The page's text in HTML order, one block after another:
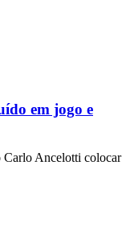
em jogo e
Carlo Ancelotti colocar